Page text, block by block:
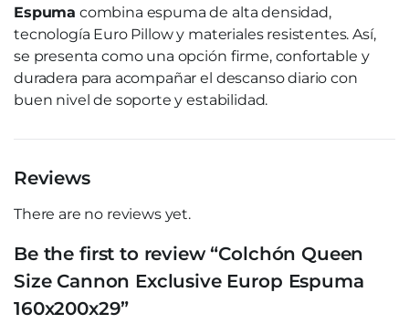
Espuma combina espuma de alta densidad,
tecnología Euro Pillow y materiales resistentes. Así,
se presenta como una opción firme, confortable y
duradera para acompañar el descanso diario con
buen nivel de soporte y estabilidad.
Reviews
There are no reviews yet.
Be the first to review “Colchón Queen
Size Cannon Exclusive Europ Espuma
160x200x29”